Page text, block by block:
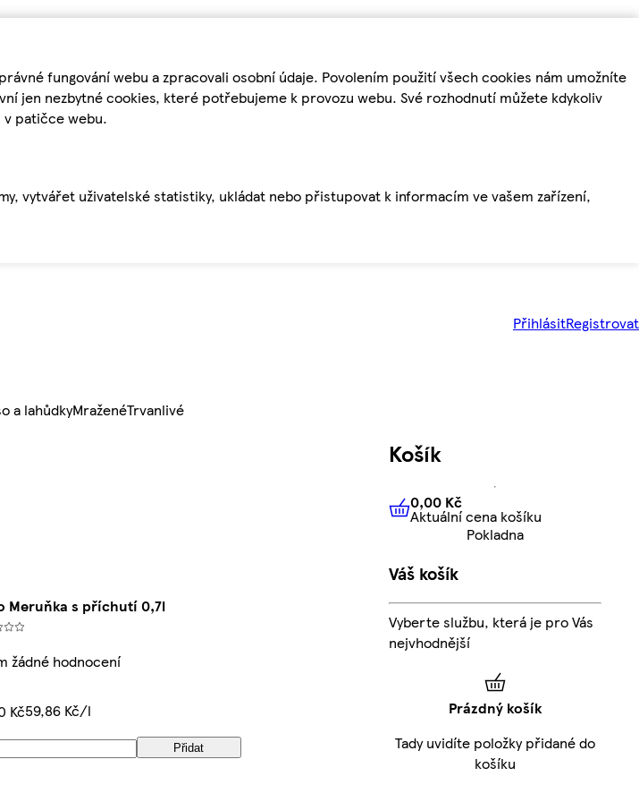
fungování webu a zpracovali osobní údaje. Povolením použití všech cookies nám umožníte
jen nezbytné cookies, které potřebujeme k provozu webu. Své rozhodnutí můžete kdykoliv
v patičce webu.
vytvářet uživatelské statistiky, ukládat nebo přistupovat k informacím ve vašem zařízení,
PřihlásitRegistrovat
a lahůdkyMraženéTrvanlivé
Meruňka s příchutí 0,7l
žádné hodnocení
Kč59,86 Kč/l
Přidat
Košík
0,00 KčAktuální cena košíku
0,00 Kč
Aktuální cena košíku
Pokladna
Váš košík
Vyberte službu, která je pro Vás
nejvhodnější
Prázdný košík
Tady uvidíte položky přidané do
košíku